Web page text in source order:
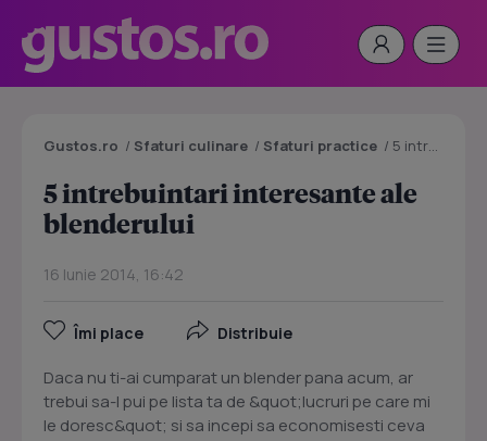
Gustos.ro / Sfaturi culinare / Sfaturi practice / 5 intrebuintari interesante ale blenderului
5 intrebuintari interesante ale
blenderului
16 Iunie 2014, 16:42
Îmi place Distribuie
Daca nu ti-ai cumparat un blender pana acum, ar
trebui sa-l pui pe lista ta de &quot;lucruri pe care mi
le doresc&quot; si sa incepi sa economisesti ceva